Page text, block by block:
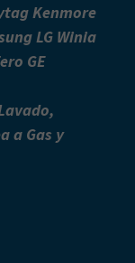
Kenmore
LG Winia
GE
a Gas y